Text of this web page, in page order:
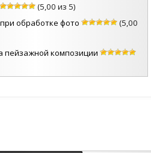
(5,00 из 5)
обработке фото
(5,00
пейзажной композиции